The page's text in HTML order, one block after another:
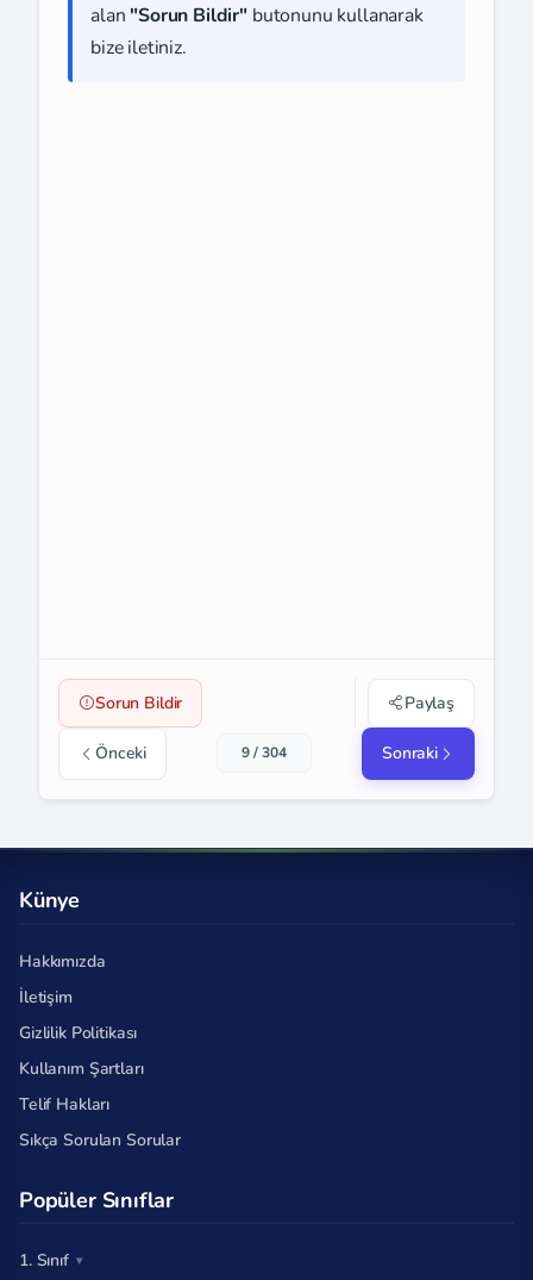
alan "Sorun Bildir" butonunu kullanarak
bize iletiniz.
Sorun Bildir Paylaş
Önceki 9 / 304 Sonraki
Künye
Hakkımızda
İletişim
Gizlilik Politikası
Kullanım Şartları
Telif Hakları
Sıkça Sorulan Sorular
Popüler Sınıflar
1. Sınıf